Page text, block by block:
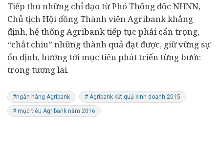
Tiếp thu những chỉ đạo từ Phó Thống đốc NHNN,
Chủ tịch Hội đồng Thành viên Agribank khẳng
định, hệ thống Agribank tiếp tục phải cẩn trọng,
“chắt chiu” những thành quả đạt được, giữ vững sự
ổn định, hướng tới mục tiêu phát triển từng bước
trong tương lai.
#ngân hàng Agribank # Agribank kết quả kinh doanh 2015
# mục tiêu Agribank năm 2016